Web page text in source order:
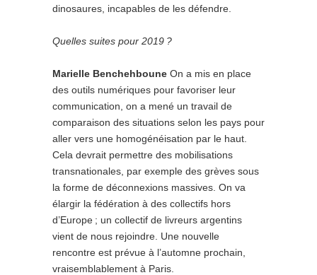
dinosaures, incapables de les défendre.
Quelles suites pour 2019 ?
Marielle Benchehboune On a mis en place
des outils numériques pour favoriser leur
communication, on a mené un travail de
comparaison des situations selon les pays pour
aller vers une homogénéisation par le haut.
Cela devrait permettre des mobilisations
transnationales, par exemple des grèves sous
la forme de déconnexions massives. On va
élargir la fédération à des collectifs hors
d’Europe ; un collectif de livreurs argentins
vient de nous rejoindre. Une nouvelle
rencontre est prévue à l’automne prochain,
vraisemblablement à Paris.